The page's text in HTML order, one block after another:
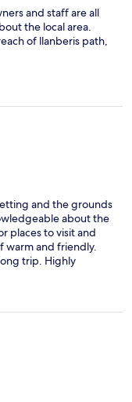
and staff are all
the local area.
of llanberis path,
and the grounds
about the
places to visit and
warm and friendly.
trip. Highly